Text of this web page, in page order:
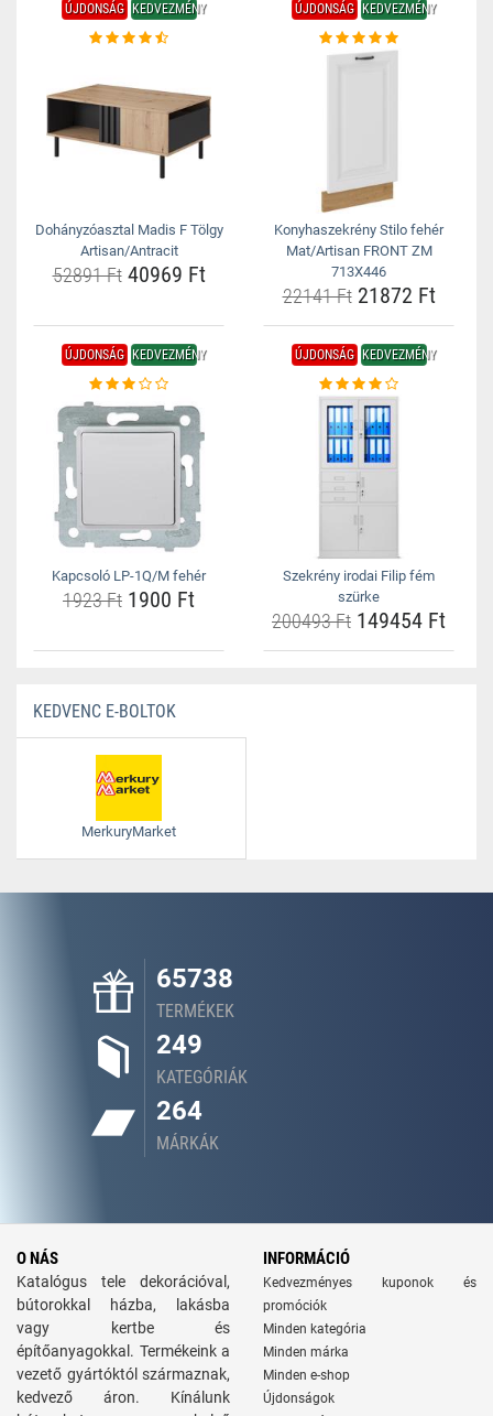
ÚJDONSÁG KEDVEZMÉNY
Dohányzóasztal Madis F Tölgy
Artisan/Antracit
52891 Ft40969 Ft
ÚJDONSÁG KEDVEZMÉNY
Konyhaszekrény Stilo fehér
Mat/Artisan FRONT ZM
713X446
22141 Ft21872 Ft
ÚJDONSÁG KEDVEZMÉNY
Kapcsoló LP-1Q/M fehér
1923 Ft 1900 Ft
ÚJDONSÁG KEDVEZMÉNY
Szekrény irodai Filip fém
szürke
200493 Ft 149454 Ft
KEDVENC E-BOLTOK
MerkuryMarket
65738
TERMÉKEK
249
KATEGÓRIÁK
264
MÁRKÁK
O NÁS
Katalógus tele dekorációval,
bútorokkal házba, lakásba
vagy kertbe és
építőanyagokkal. Termékeink a
vezető gyártóktól származnak,
kedvező áron. Kínálunk
INFORMÁCIÓ
Kedvezményes kuponok és
promóciók
Minden kategória
Minden márka
Minden e-shop
Újdonságok